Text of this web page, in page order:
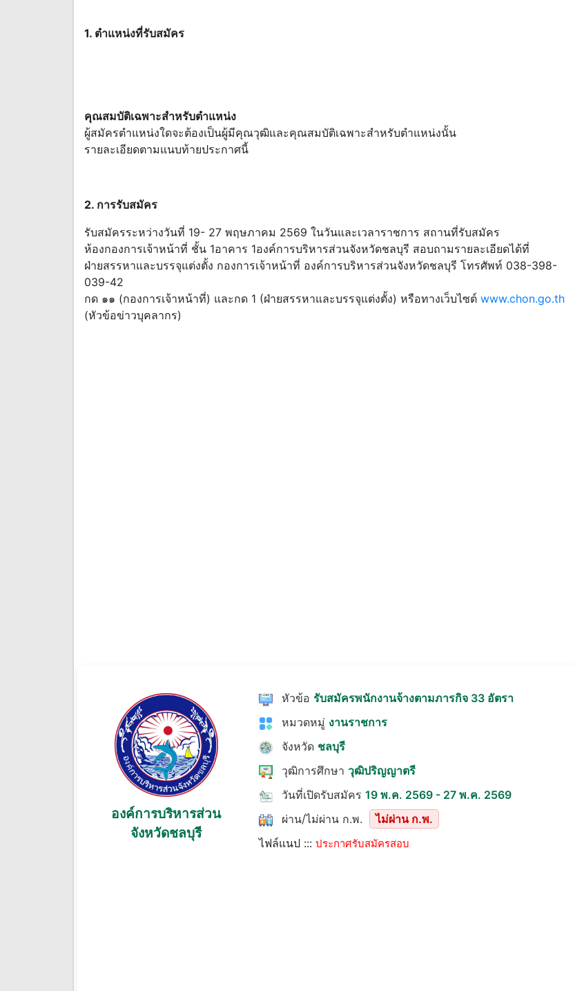
1. ตำแหน่งที่รับสมัคร
คุณสมบัติเฉพาะสำหรับตำแหน่ง
ผู้สมัครตำแหน่งใดจะต้องเป็นผู้มีคุณวุฒิและคุณสมบัติเฉพาะสำหรับตำแหน่งนั้น
รายละเอียดตามแนบท้ายประกาศนี้
2. การรับสมัคร
รับสมัครระหว่างวันที่ 19- 27 พฤษภาคม 2569 ในวันและเวลาราชการ สถานที่รับสมัคร
ห้องกองการเจ้าหน้าที่ ชั้น 1อาคาร 1องค์การบริหารส่วนจังหวัดชลบุรี สอบถามรายละเอียดได้ที่
ฝ่ายสรรหาและบรรจุแต่งตั้ง กองการเจ้าหน้าที่ องค์การบริหารส่วนจังหวัดชลบุรี โทรศัพท์ 038-398-
039-42
กด ๑๑ (กองการเจ้าหน้าที่) และกด 1 (ฝ่ายสรรหาและบรรจุแต่งตั้ง) หรือทางเว็บไซต์ www.chon.go.th
(หัวข้อข่าวบุคลากร)
องค์การบริหารส่วน
จังหวัดชลบุรี
หัวข้อ รับสมัครพนักงานจ้างตามภารกิจ 33 อัตรา
หมวดหมู่ งานราชการ
จังหวัด ชลบุรี
วุฒิการศึกษา วุฒิปริญญาตรี
วันที่เปิดรับสมัคร 19 พ.ค. 2569 - 27 พ.ค. 2569
ผ่าน/ไม่ผ่าน ก.พ.
ไม่ผ่าน ก.พ.
ไฟล์แนป ::: ประกาศรับสมัครสอบ